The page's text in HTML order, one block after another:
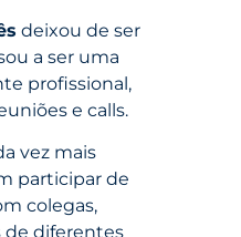
deixou de ser
a ser uma
profissional,
e calls.
vez mais
participar de
colegas,
de diferentes